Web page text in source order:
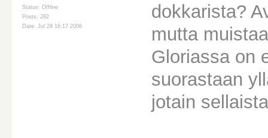
Status: Offline
Posts: 282
Date: Jul 28 16:17 2006
dokkarista?
mutta
Gloriassa on
suorastaan
jotain